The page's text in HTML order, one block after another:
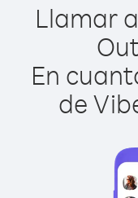
Llamar
En
de